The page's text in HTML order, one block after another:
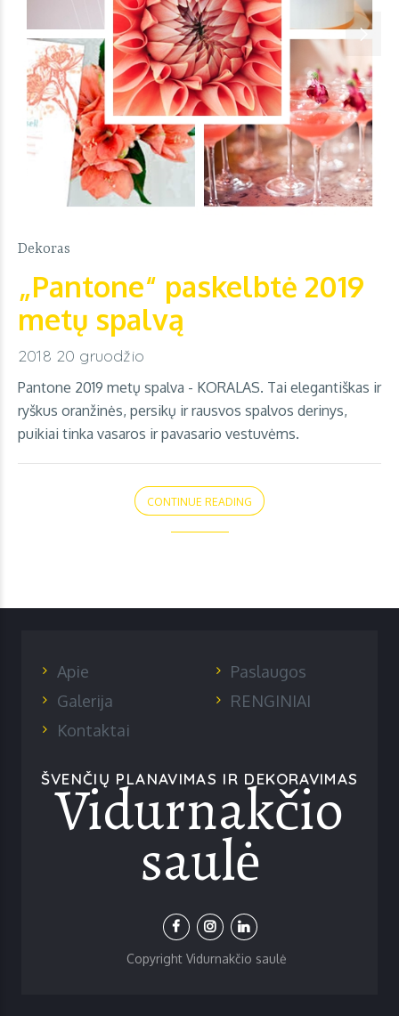
Dekoras
„Pantone“ paskelbtė 2019
metų spalvą
2018 20 gruodžio
Pantone 2019 metų spalva - KORALAS. Tai elegantiškas ir
ryškus oranžinės, persikų ir rausvos spalvos derinys,
puikiai tinka vasaros ir pavasario vestuvėms.
CONTINUE READING
Apie
Paslaugos
Galerija
RENGINIAI
Kontaktai
ŠVENČIŲ PLANAVIMAS IR DEKORAVIMAS
Vidurnakčio
saulė
Copyright Vidurnakčio saulė